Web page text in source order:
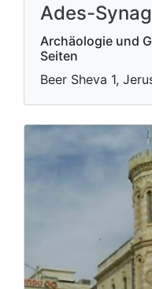
Ades-
Archäologie und
Seiten
Beer Sheva 1,